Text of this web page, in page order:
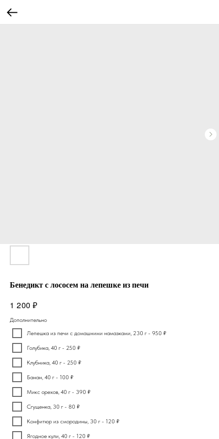
Бенедикт с лососем на лепешке из печи
1 200 ₽
Дополнительно
Лепешка из печи с домашними намазками, 230 г - 950 ₽
Голубика, 40 г - 250 ₽
Клубника, 40 г - 250 ₽
Банан, 40 г - 100 ₽
Микс орехов, 40 г - 390 ₽
Сгущенка, 30 г - 80 ₽
Конфитюр из смородины, 30 г - 120 ₽
Ягодное кули, 40 г - 120 ₽